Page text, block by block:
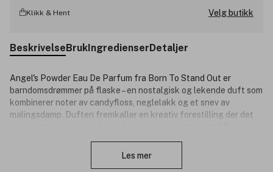
Klikk & Hent Velg butikk
Beskrivelse Bruk Ingredienser Detaljer
Angel's Powder Eau De Parfum fra Born To Stand Out er
barndomsdrømmer på flaske – en nostalgisk og lekende duft som
kombinerer noter av candyfloss, neglelakk og et snev av
malingsdamp. Duften fremkaller en kreativ forestilling der det
tydelig signatur og høy intensitet etterlater Angel’s Powder et
sterkt og uforglemmelig inntrykk. En duft for deg som tør å
Les mer